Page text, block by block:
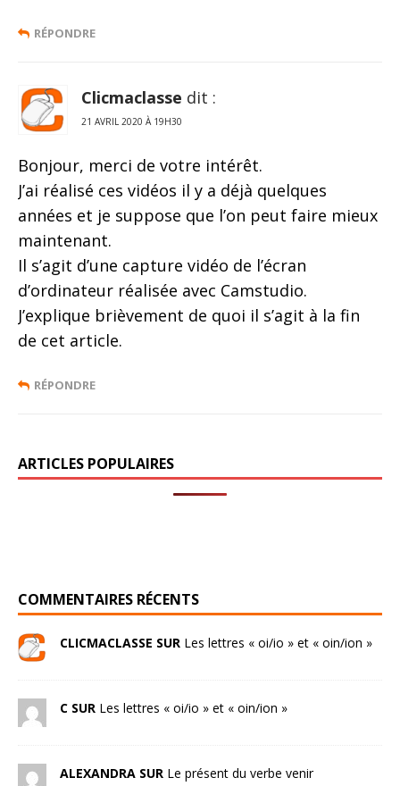
RÉPONDRE
Clicmaclasse dit :
21 AVRIL 2020 À 19H30
Bonjour, merci de votre intérêt.
J’ai réalisé ces vidéos il y a déjà quelques
années et je suppose que l’on peut faire mieux
maintenant.
Il s’agit d’une capture vidéo de l’écran
d’ordinateur réalisée avec Camstudio.
J’explique brièvement de quoi il s’agit à la fin
de cet article.
RÉPONDRE
ARTICLES POPULAIRES
COMMENTAIRES RÉCENTS
CLICMACLASSE SUR Les lettres « oi/io » et « oin/ion »
C SUR Les lettres « oi/io » et « oin/ion »
ALEXANDRA SUR Le présent du verbe venir